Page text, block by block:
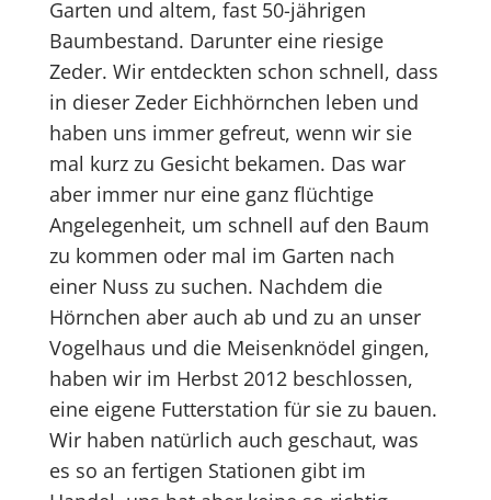
Garten und altem, fast 50-jährigen
Baumbestand. Darunter eine riesige
Zeder. Wir entdeckten schon schnell, dass
in dieser Zeder Eichhörnchen leben und
haben uns immer gefreut, wenn wir sie
mal kurz zu Gesicht bekamen. Das war
aber immer nur eine ganz flüchtige
Angelegenheit, um schnell auf den Baum
zu kommen oder mal im Garten nach
einer Nuss zu suchen. Nachdem die
Hörnchen aber auch ab und zu an unser
Vogelhaus und die Meisenknödel gingen,
haben wir im Herbst 2012 beschlossen,
eine eigene Futterstation für sie zu bauen.
Wir haben natürlich auch geschaut, was
es so an fertigen Stationen gibt im